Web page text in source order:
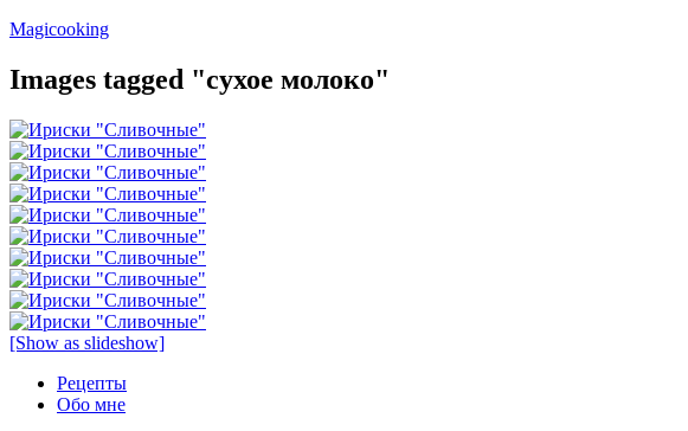
Перейти
содержимому
Magicooking
Images tagged "сухое молоко"
[Show as slideshow]
Рецепты
Обо мне